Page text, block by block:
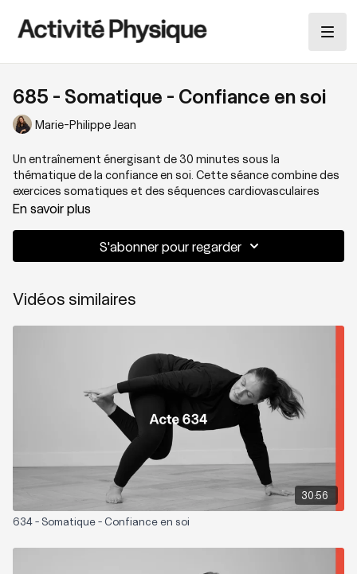
685 - Somatique - Confiance en soi
Marie-Philippe Jean
Un entraînement énergisant de 30 minutes sous la
thématique de la confiance en soi. Cette séance combine des
exercices somatiques et des séquences cardiovasculaires
engageant tout le corps, afin de
Zones sollicitées: Tout le corps
Playlist suggérée:Somatique - Confiance
En savoir plus
S'abonner pour regarder
Vidéos similaires
30:56
634 - Somatique - Confiance en soi